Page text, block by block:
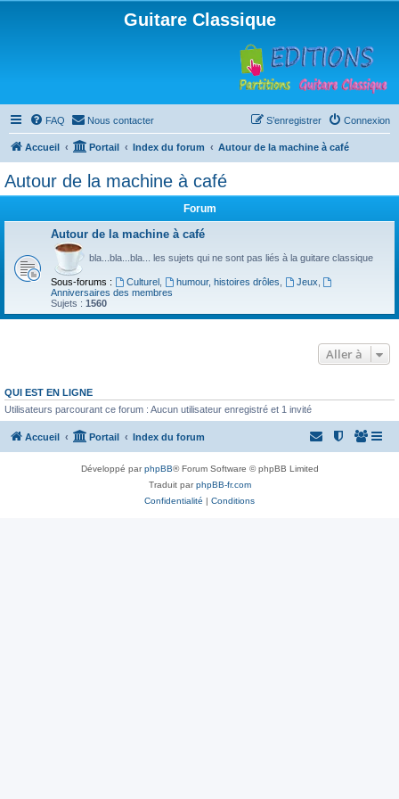
Guitare Classique
FAQ Nous contacter Connexion
S’enregistrer
Accueil Portail Index du forum Autour de la machine à café
Autour de la machine à café
Forum
Autour de la machine à café
bla...bla...bla... les sujets qui ne sont pas liés à la guitare classique
Sous-forums : Culturel, humour, histoires drôles Jeux
Anniversaires des membres
Sujets : 1560
Aller à
QUI EST EN LIGNE
Utilisateurs parcourant ce forum : Aucun utilisateur enregistré et 1 invité
Accueil Portail Index du forum
Développé parphpBB® Forum Software © phpBB Limited
Traduit parphpBB-fr.com
Confidentialité | Conditions